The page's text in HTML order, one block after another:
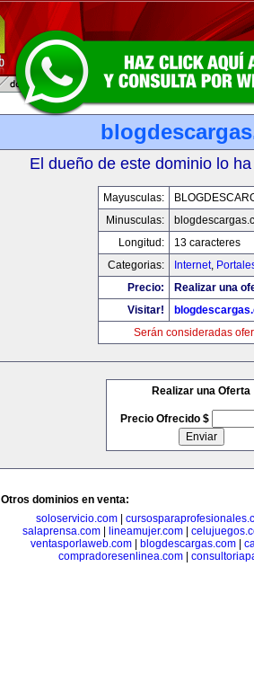
El dueño de este dominio lo
Mayusculas:
Minusculas:
Longitud:
13 caracteres
Categorias:
Internet,
Precio:
Realizar una
Visitar!
Serán consideradas
Realizar una Oferta
Precio Ofrecido $
Otros dominios en venta:
soloservicio.com|
salaprensa.com| lineamujer.com|
ventasporlaweb.com| blogdescargas.com|
compradoresenlinea.com|